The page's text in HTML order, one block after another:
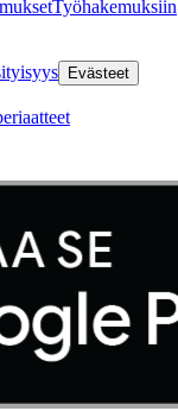
Työhakemuksiin
Evästeet